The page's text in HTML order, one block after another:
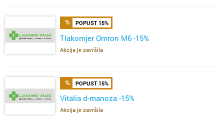
POPUST 15%
Tlakomjer Omron M6 -15%
Akcija je završila
POPUST 15%
Vitalia d-manoza -15%
Akcija je završila